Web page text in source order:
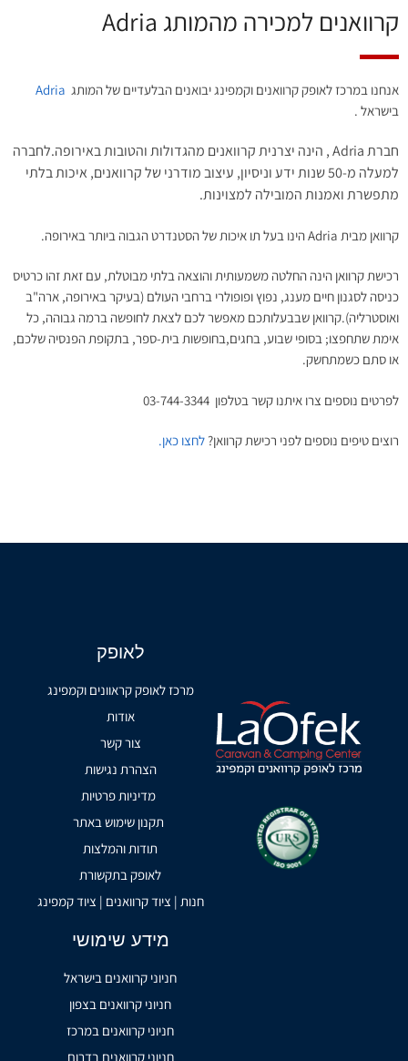
קרוואנים למכירה מהמותג Adria
אנחנו במרכז לאופק קרוואנים וקמפינג יבואנים הבלעדיים של המותג Adria
בישראל .
חברת Adria , הינה יצרנית קרוואנים מהגדולות והטובות באירופה.לחברה
למעלה מ-50 שנות ידע וניסיון, עיצוב מודרני של קרוואנים, איכות בלתי
מתפשרת ואמנות המובילה למצוינות.
קרוואן מבית Adria הינו בעל תו איכות של הסטנדרט הגבוה ביותר באירופה.
רכישת קרוואן הינה החלטה משמעותית והוצאה בלתי מבוטלת, עם זאת זהו כרטיס
כניסה לסגנון חיים מענג, נפוץ ופופולרי ברחבי העולם (בעיקר באירופה, ארה"ב
ואוסטרליה).קרוואן שבבעלותכם מאפשר לכם לצאת לחופשה ברמה גבוהה, כל
אימת שתחפצו; בסופי שבוע, בחגים,בחופשות בית-ספר, בתקופת הפנסיה שלכם,
או סתם כשמתחשק.
לפרטים נוספים צרו איתנו קשר בטלפון 03-744-3344
רוצים טיפים נוספים לפני רכישת קרוואן? לחצו כאן.
לאופק
מרכז לאופק קראוונים וקמפינג
אודות
צור קשר
הצהרת נגישות
מדיניות פרטיות
תקנון שימוש באתר
תודות והמלצות
לאופק בתקשורת
חנות | ציוד קרוואנים | ציוד קמפינג
מידע שימושי
חניוני קרוואנים בישראל
חניוני קרוואנים בצפון
חניוני קרוואנים במרכז
חניוני קרוואנים בדרום